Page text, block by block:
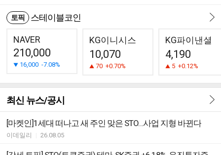
토픽 스테이블코인
NAVER
210,000
16,000 -7.08%
KG이니시스
10,070
70 +0.70%
KG파이낸셜
4,190
5 +0.12%
최신 뉴스/공시
[마켓인]1세대 떠나고 새 주인 맞은 STO…사업 지형 바뀐다
이데일리 26.08.05